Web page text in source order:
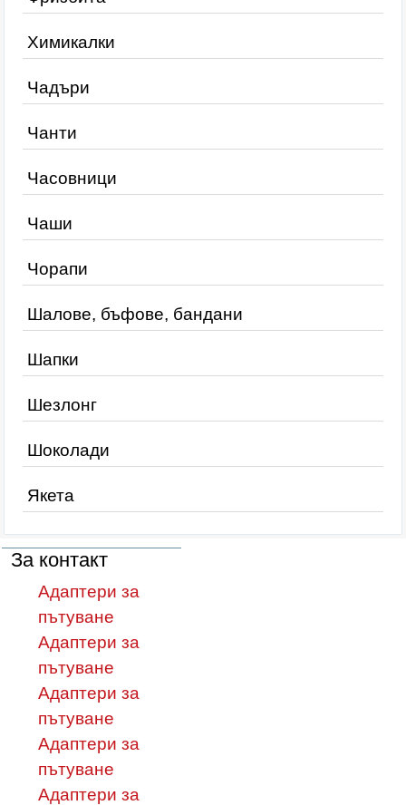
Химикалки
Чадъри
Чанти
Часовници
Чаши
Чорапи
Шалове, бъфове, бандани
Шапки
Шезлонг
Шоколади
Якета
За контакт
Адаптери за
пътуване
Адаптери за
пътуване
Адаптери за
пътуване
Адаптери за
пътуване
Адаптери за